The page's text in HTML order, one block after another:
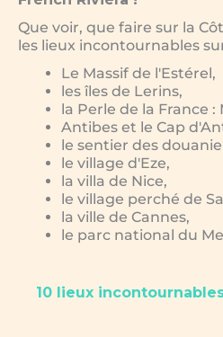
Que voir, que faire sur la
les lieux incontournables
Le Massif de l'Estérel,
les îles de Lerins,
la Perle de la France :
Antibes et le Cap
le sentier des
le village d'Eze,
la villa de Nice,
le village perché de
la ville de Cannes,
le parc national du
10 lieux